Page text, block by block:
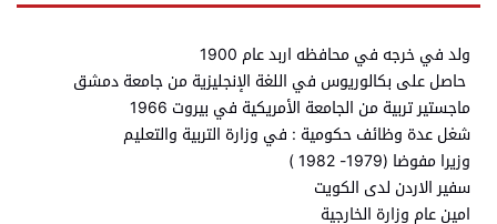
ولد في خرجه في محافظه اربد عام 1900
حاصل على بكالوريوس في اللغة الإنجليزية من جامعة دمشق
ماجستير تربية من الجامعة الأمريكية في بيروت 1966
شغل عدة وظائف حكومية : في وزارة التربية والتعليم
وزيرا مفوضا (1979- 1982 )
سفير الاردن لدى الكويت
امين عام وزارة الخارجية